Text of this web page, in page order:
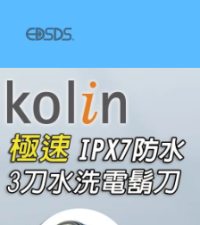
您的購物車
繼